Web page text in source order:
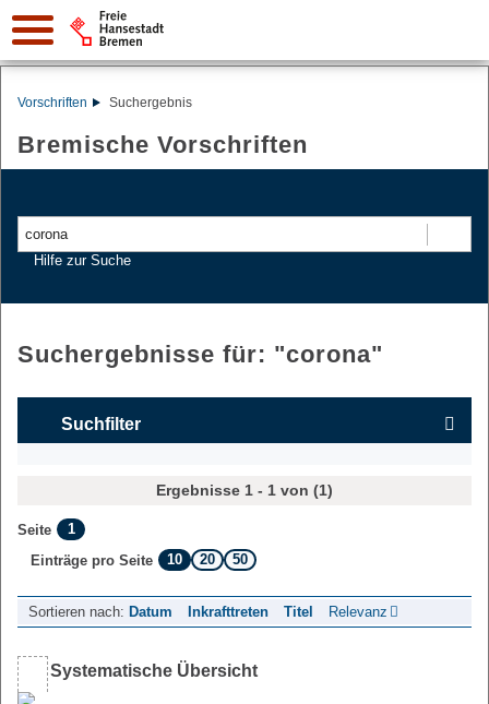
Vorschriften Suchergebnis
Bremische Vorschriften
Hilfe zur Suche
Suchergebnisse für: "corona"
Suchfilter
Ergebnisse 1 - 1 von (1)
Seite
1
Einträge pro Seite
10 20 50
Sortieren nach: Datum Inkrafttreten Titel Relevanz
Systematische Übersicht